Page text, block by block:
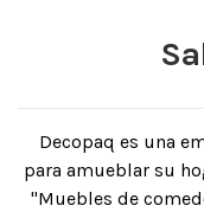
Decopaq es una
para amueblar su
"Muebles de